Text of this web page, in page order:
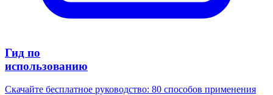
Гид по
использованию
Скачайте бесплатное руководство: 80 способов применения